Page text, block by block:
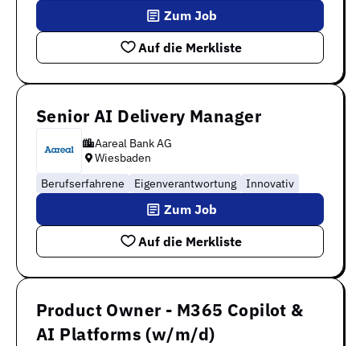
Auf die Merkliste
Zum Job
Senior AI Delivery Manager
Aareal Bank AG
Wiesbaden
Berufserfahrene
Eigenverantwortung Innovativ
Auf die Merkliste
Zum Job
Product Owner - M365 Copilot &
AI Platforms (w/m/d)​